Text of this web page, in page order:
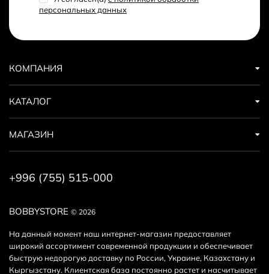
выдачи в Оше.
Кешбек с каждого заказа
бонусы в размере от 3% до 15% от стоимости заказа. 1
Дополнительные скидки
для смартфонов за регистрацию на сайте или за
публикацию отзыва! Подробнеездесь. А еще у нас есть
персональных данных
BOBBYSTORE © 2026
На данный момент наш интернет-магазин предоставляет
широкий ассортимент современной продукции и обеспечивает
быструю недорогую доставку по России, Украине, Казахстану и
Кыргызстану. Клиентская база постоянно растет и насчитывает
КОМПАНИЯ
КАТАЛОГ
МАГАЗИН
+996 (755) 515-000